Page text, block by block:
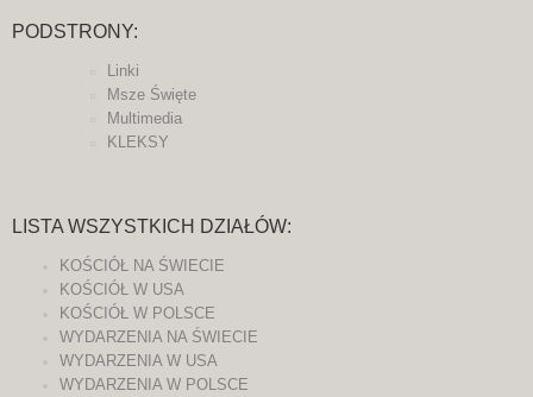
PODSTRONY:
Linki
Msze Święte
Multimedia
KLEKSY
LISTA WSZYSTKICH DZIAŁÓW:
KOŚCIÓŁ NA ŚWIECIE
KOŚCIÓŁ W USA
KOŚCIÓŁ W POLSCE
WYDARZENIA NA ŚWIECIE
WYDARZENIA W USA
WYDARZENIA W POLSCE